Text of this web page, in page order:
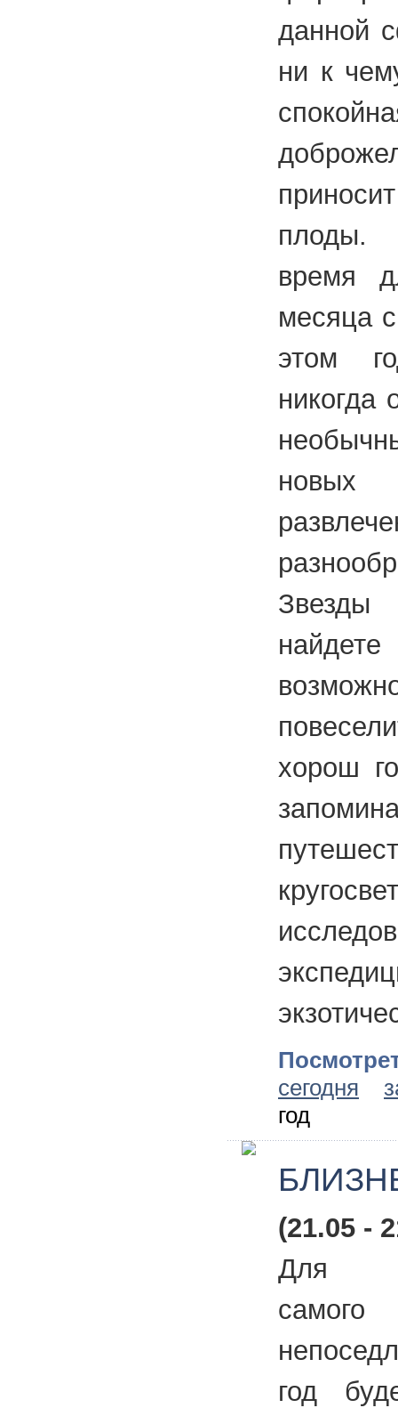
данной
ни к
время
месяца
этом
никогда
новых
хорош
сегодня
год
(21.05 -
Для
самого
год